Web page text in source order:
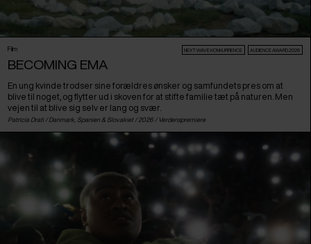
Film NEXT:WAVE KONKURRENCE AUDIENCE AWARD 2026
BECOMING EMA
En ung kvinde trodser sine forældres ønsker og samfundets pres om at
blive til noget, og flytter ud i skoven for at stifte familie tæt på naturen. Men
vejen til at blive sig selv er lang og svær.
Patricia Drati / Danmark Spanien & Slovakiet/ 2026 / Verdenspremiere